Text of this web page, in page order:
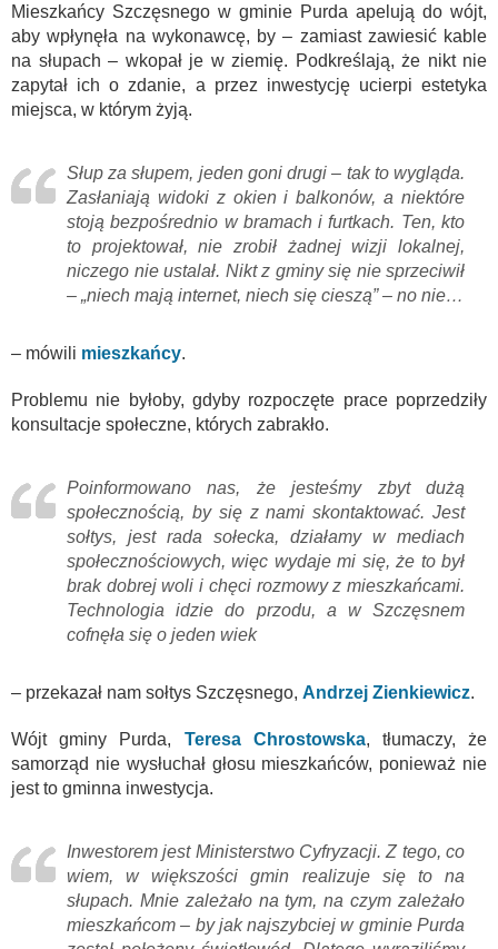
Mieszkańcy Szczęsnego w gminie Purda apelują do wójt,
aby wpłynęła na wykonawcę, by – zamiast zawiesić kable
na słupach – wkopał je w ziemię. Podkreślają, że nikt nie
zapytał ich o zdanie, a przez inwestycję ucierpi estetyka
miejsca, w którym żyją.
Słup za słupem, jeden goni drugi – tak to wygląda.
Zasłaniają widoki z okien i balkonów, a niektóre
stoją bezpośrednio w bramach i furtkach. Ten, kto
to projektował, nie zrobił żadnej wizji lokalnej,
niczego nie ustalał. Nikt z gminy się nie sprzeciwił
– „niech mają internet, niech się cieszą” – no nie…
– mówili mieszkańcy.
Problemu nie byłoby, gdyby rozpoczęte prace poprzedziły
konsultacje społeczne, których zabrakło.
Poinformowano nas, że jesteśmy zbyt dużą
społecznością, by się z nami skontaktować. Jest
sołtys, jest rada sołecka, działamy w mediach
społecznościowych, więc wydaje mi się, że to był
brak dobrej woli i chęci rozmowy z mieszkańcami.
Technologia idzie do przodu, a w Szczęsnem
cofnęła się o jeden wiek
– przekazał nam sołtys Szczęsnego, Andrzej Zienkiewicz.
Wójt gminy Purda, Teresa Chrostowska, tłumaczy, że
samorząd nie wysłuchał głosu mieszkańców, ponieważ nie
jest to gminna inwestycja.
Inwestorem jest Ministerstwo Cyfryzacji. Z tego, co
wiem, w większości gmin realizuje się to na
słupach. Mnie zależało na tym, na czym zależało
mieszkańcom – by jak najszybciej w gminie Purda